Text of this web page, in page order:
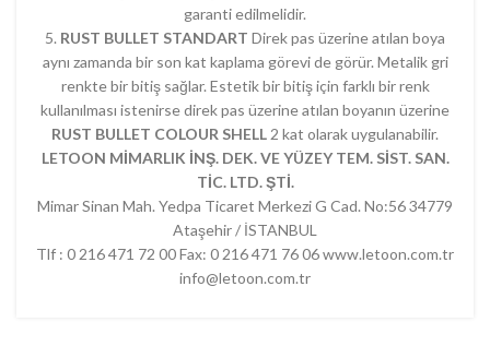
garanti edilmelidir.
5. RUST BULLET STANDART Direk pas üzerine atılan boya
aynı zamanda bir son kat kaplama görevi de görür. Metalik gri
renkte bir bitiş sağlar. Estetik bir bitiş için farklı bir renk
kullanılması istenirse direk pas üzerine atılan boyanın üzerine
RUST BULLET COLOUR SHELL 2 kat olarak uygulanabilir.
LETOON MİMARLIK İNŞ. DEK. VE YÜZEY TEM. SİST. SAN.
TİC. LTD. ŞTİ.
Mimar Sinan Mah. Yedpa Ticaret Merkezi G Cad. No:56 34779
Ataşehir / İSTANBUL
Tlf : 0 216 471 72 00 Fax: 0 216 471 76 06 www.letoon.com.tr
info@letoon.com.tr